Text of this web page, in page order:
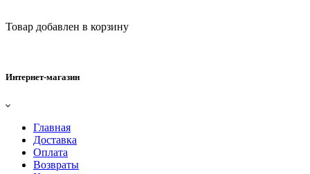
Товар добавлен в корзину
Интернет-магазин
Главная
Доставка
Оплата
Возвраты